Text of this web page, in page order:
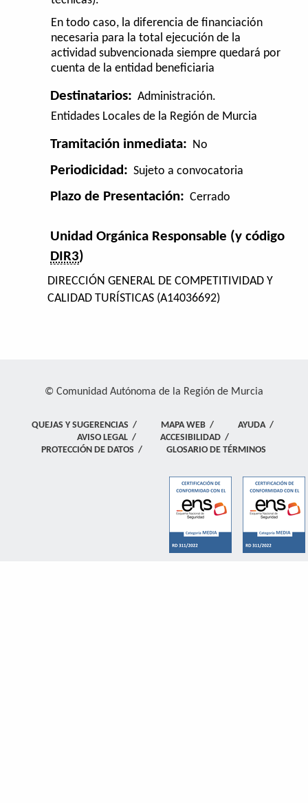
En todo caso, la diferencia de financiación
necesaria para la total ejecución de la
actividad subvencionada siempre quedará por
cuenta de la entidad beneficiaria
Destinatarios: Administración.
Entidades Locales de la Región de Murcia
Tramitación inmediata: No
Periodicidad: Sujeto a convocatoria
Plazo de Presentación: Cerrado
Unidad Orgánica Responsable (y código
DIR3)
DIRECCIÓN GENERAL DE COMPETITIVIDAD Y
CALIDAD TURÍSTICAS (A14036692)
© Comunidad Autónoma de la Región de Murcia
QUEJAS Y SUGERENCIAS / MAPA WEB / AYUDA/
AVISO LEGAL/ ACCESIBILIDAD/
PROTECCIÓN DE DATOS / GLOSARIO DE TÉRMINOS